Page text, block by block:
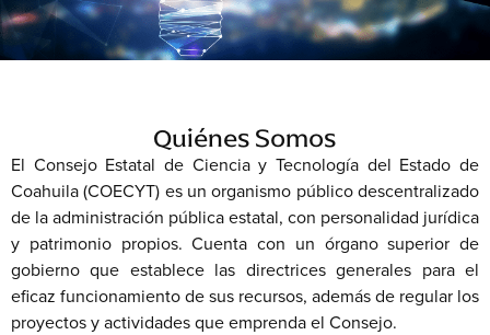
Quiénes Somos
El Consejo Estatal de Ciencia y Tecnología del Estado de
Coahuila (COECYT) es un organismo público descentralizado
de la administración pública estatal, con personalidad jurídica
y patrimonio propios. Cuenta con un órgano superior de
gobierno que establece las directrices generales para el
eficaz funcionamiento de sus recursos, además de regular los
proyectos y actividades que emprenda el Consejo.